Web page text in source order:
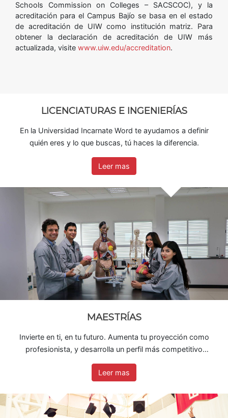
Schools Commission on Colleges – SACSCOC), y la
acreditación para el Campus Bajío se basa en el estado
de acreditación de UIW como institución matriz. Para
obtener la declaración de acreditación de UIW más
actualizada, visite www.uiw.edu/accreditation.
LICENCIATURAS E INGENIERÍAS
En la Universidad Incarnate Word te ayudamos a definir
quién eres y lo que buscas, tú haces la diferencia.
Leer mas
MAESTRÍAS
Invierte en ti, en tu futuro. Aumenta tu proyección como
profesionista, y desarrolla un perfil más competitivo
Leer mas